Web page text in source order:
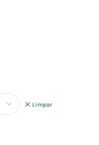
Limpar